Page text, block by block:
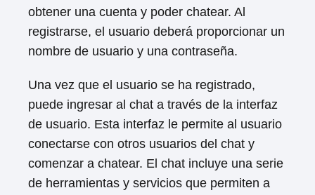
obtener una cuenta y poder chatear. Al
registrarse, el usuario deberá proporcionar un
nombre de usuario y una contraseña.
Una vez que el usuario se ha registrado,
puede ingresar al chat a través de la interfaz
de usuario. Esta interfaz le permite al usuario
conectarse con otros usuarios del chat y
comenzar a chatear. El chat incluye una serie
de herramientas y servicios que permiten a